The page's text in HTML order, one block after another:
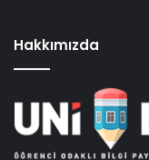
Hakkımızda